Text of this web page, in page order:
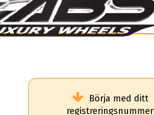
Börja med ditt
registreringsnummer